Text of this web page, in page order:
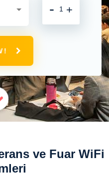
+
-
ve Fuar WiFi